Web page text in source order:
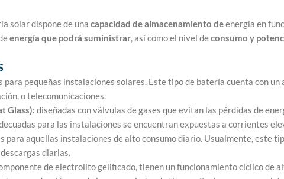
solar dispone de una capacidad de almacenamiento deenergía en
energía que podrá suministrar , así como el nivel deconsumo y
para pequeñas instalaciones solares. Este tipo de batería cuenta con
o telecomunicaciones.
Glass): diseñadas con válvulas de gases que evitan las pérdidas de
para las instalaciones se encuentran expuestas a corrientes
para aquellas instalaciones de alto consumo diario. Usualmente, este
diarias.
de electrolito gelificado, tienen un funcionamiento cíclico de